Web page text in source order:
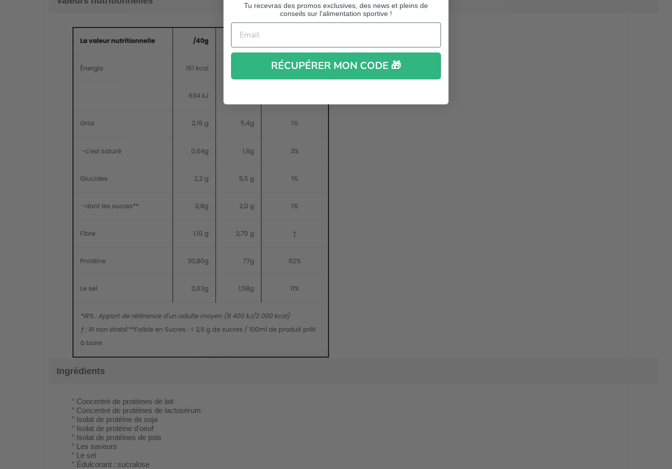
Ingrédients
° Concentré de protéines de lait
° Concentré de protéines de lactosérum
° Isolat de protéine de soja
° Isolat de protéine d'oeuf
° Isolat de protéines de pois
° Les saveurs
° Le sel
° Édulcorant : sucralose
Tu recevras des promos exclusives, des news et pleins de
conseils sur l'alimentation sportive !
RÉCUPÉRER MON CODE 🎁